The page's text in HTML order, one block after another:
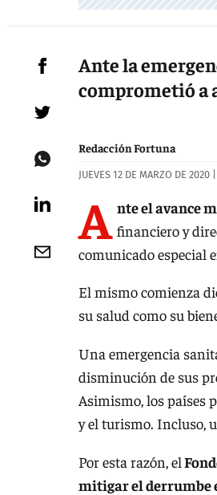
Ante la
comprometió a
Redacción Fortuna
JUEVES 12 DE MARZO DE 2020
A nte el avance
financiero y
comunicado especial
El mismo comienza
su salud como su
Una emergencia
disminución de sus
Asimismo, los países
y el turismo. Incluso,
Por esta razón, el
mitigar el derrumbe